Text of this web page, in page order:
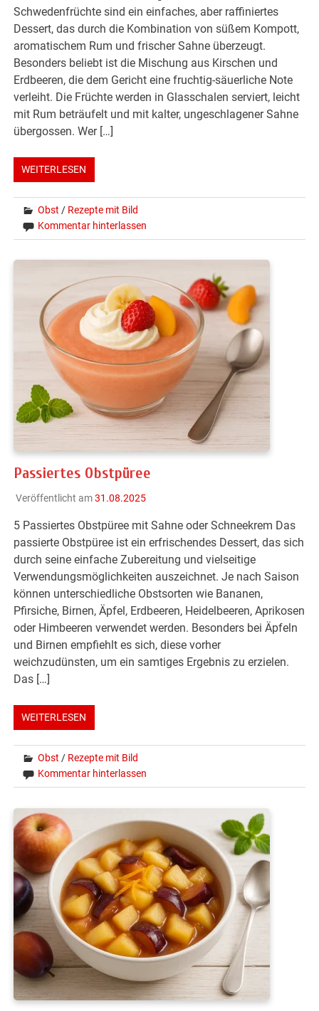
Schwedenfrüchte sind ein einfaches, aber raffiniertes
Dessert, das durch die Kombination von süßem Kompott,
aromatischem Rum und frischer Sahne überzeugt.
Besonders beliebt ist die Mischung aus Kirschen und
Erdbeeren, die dem Gericht eine fruchtig-säuerliche Note
verleiht. Die Früchte werden in Glasschalen serviert, leicht
mit Rum beträufelt und mit kalter, ungeschlagener Sahne
übergossen. Wer […]
WEITERLESEN
Obst / Rezepte mit Bild
Kommentar hinterlassen
Passiertes Obstpüree
Veröffentlicht am31.08.2025
5 Passiertes Obstpüree mit Sahne oder Schneekrem Das
passierte Obstpüree ist ein erfrischendes Dessert, das sich
durch seine einfache Zubereitung und vielseitige
Verwendungsmöglichkeiten auszeichnet. Je nach Saison
können unterschiedliche Obstsorten wie Bananen,
Pfirsiche, Birnen, Äpfel, Erdbeeren, Heidelbeeren, Aprikosen
oder Himbeeren verwendet werden. Besonders bei Äpfeln
und Birnen empfiehlt es sich, diese vorher
weichzudünsten, um ein samtiges Ergebnis zu erzielen.
Das […]
WEITERLESEN
Obst / Rezepte mit Bild
Kommentar hinterlassen